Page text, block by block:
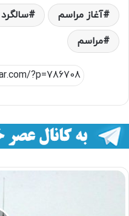
آغاز مراسم
مراسم